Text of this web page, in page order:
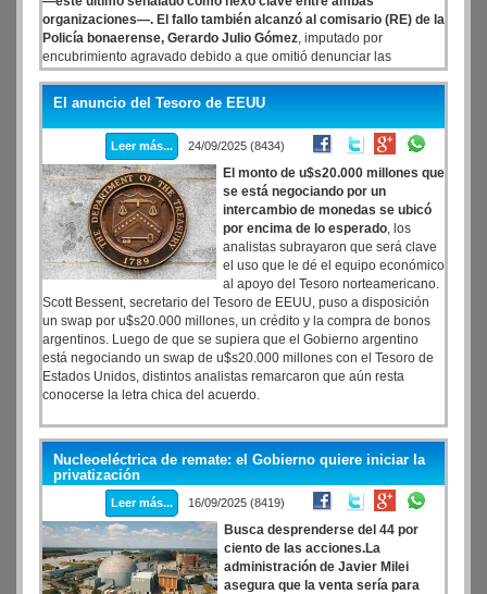
organizaciones—. El fallo también alcanzó al comisario (RE) de la
Policía bonaerense, Gerardo Julio Gómez, imputado por
encubrimiento agravado debido a que omitió denunciar las
maniobras. Once años después de radicada la denuncia, y tras
superar múltiples escollos, la Justicia federal de Mar del Plata
procesó a decenas de integrantes de los grupos financieros
Jonestur y Transcambio, acusados de conformar una asociación
ilícita con ramificaciones locales e internacionales
El anuncio del Tesoro de EEUU
Leer más... 24/09/2025 (8434)
El monto de u$s20.000 millones que
se está negociando por un
intercambio de monedas se ubicó
por encima de lo esperado, los
analistas subrayaron que será clave
el uso que le dé el equipo económico
al apoyo del Tesoro norteamericano.
Scott Bessent, secretario del Tesoro de EEUU, puso a disposición
un swap por u$s20.000 millones, un crédito y la compra de bonos
argentinos. Luego de que se supiera que el Gobierno argentino
está negociando un swap de u$s20.000 millones con el Tesoro de
Estados Unidos, distintos analistas remarcaron que aún resta
conocerse la letra chica del acuerdo.
Nucleoeléctrica de remate: el Gobierno quiere iniciar la
privatización
Leer más... 16/09/2025 (8419)
Busca desprenderse del 44 por
ciento de las acciones.La
administración de Javier Milei
asegura que la venta sería para